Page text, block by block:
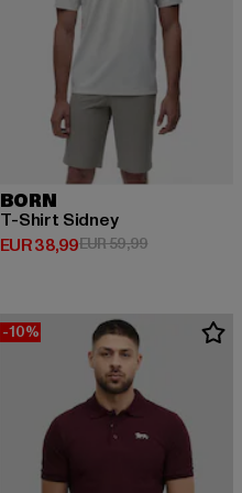
BORN
T-Shirt Sidney
EUR 38,99
Huidige prijs: EUR 38,99
EUR 59,99Actieprijs:
-10%